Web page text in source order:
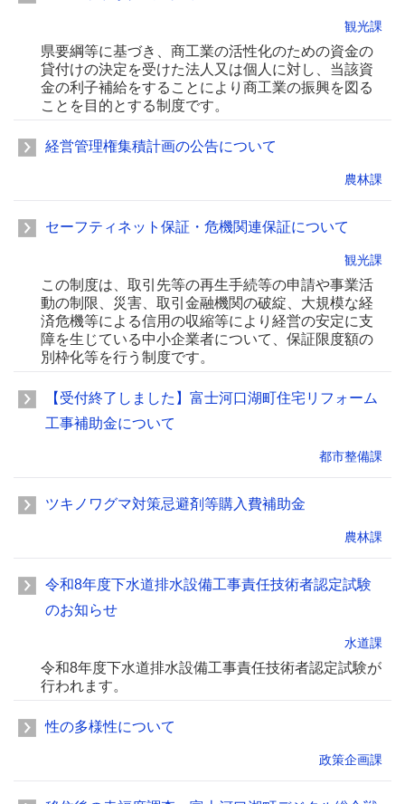
観光課
県要綱等に基づき、商工業の活性化のための資金の
貸付けの決定を受けた法人又は個人に対し、当該資
金の利子補給をすることにより商工業の振興を図る
ことを目的とする制度です。
経営管理権集積計画の公告について
農林課
セーフティネット保証・危機関連保証について
観光課
この制度は、取引先等の再生手続等の申請や事業活
動の制限、災害、取引金融機関の破綻、大規模な経
済危機等による信用の収縮等により経営の安定に支
障を生じている中小企業者について、保証限度額の
別枠化等を行う制度です。
【受付終了しました】富士河口湖町住宅リフォーム
工事補助金について
都市整備課
ツキノワグマ対策忌避剤等購入費補助金
農林課
令和8年度下水道排水設備工事責任技術者認定試験
のお知らせ
水道課
令和8年度下水道排水設備工事責任技術者認定試験が
行われます。
性の多様性について
政策企画課